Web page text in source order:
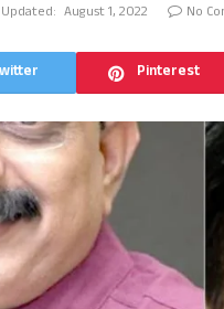
Updated: August 1, 2022 No
Pinterest